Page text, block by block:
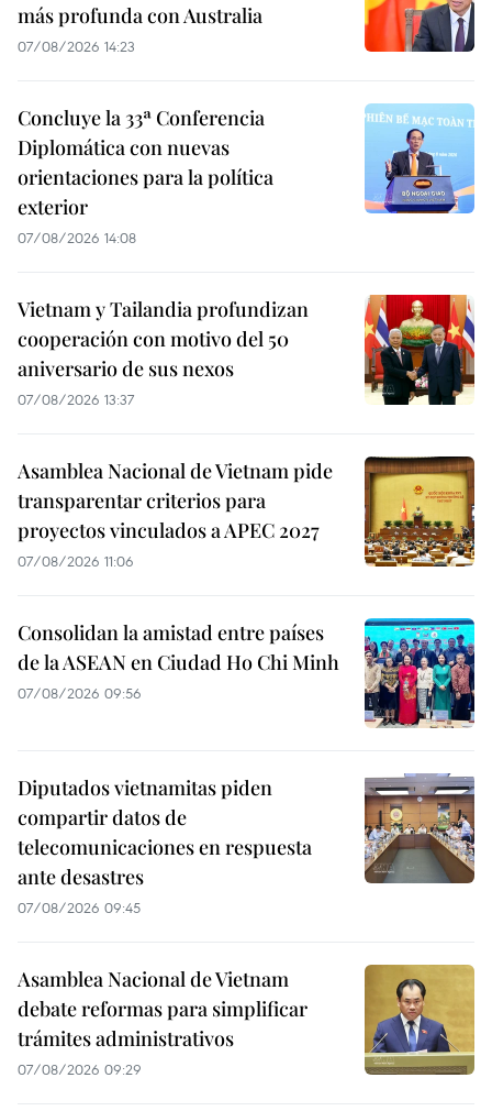
más profunda con Australia
07/08/2026 14:23
Concluye la 33ª Conferencia
Diplomática con nuevas
orientaciones para la política
exterior
07/08/2026 14:08
Vietnam y Tailandia profundizan
cooperación con motivo del 50
aniversario de sus nexos
07/08/2026 13:37
Asamblea Nacional de Vietnam pide
transparentar criterios para
proyectos vinculados a APEC 2027
07/08/2026 11:06
Consolidan la amistad entre países
de la ASEAN en Ciudad Ho Chi Minh
07/08/2026 09:56
Diputados vietnamitas piden
compartir datos de
telecomunicaciones en respuesta
ante desastres
07/08/2026 09:45
Asamblea Nacional de Vietnam
debate reformas para simplificar
trámites administrativos
07/08/2026 09:29